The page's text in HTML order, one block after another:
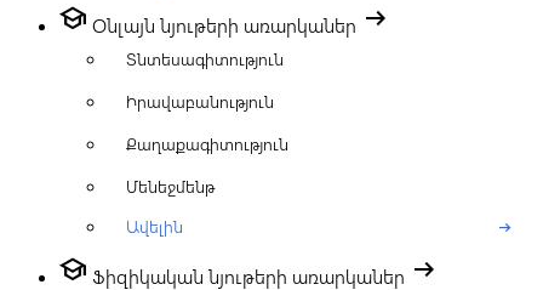
school Օնլայն նյութերի առարկաներ arrow_right_alt
Տնտեսագիտություն
Իրավաբանություն
Քաղաքագիտություն
Մենեջմենթ
Ավելին
arrow_right_alt
school Ֆիզիկական նյութերի առարկաներ arrow_right_alt